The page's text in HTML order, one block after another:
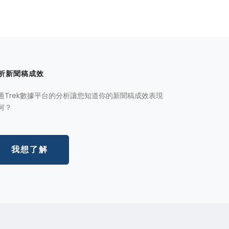
新聞稿成效
Trek數據平台的分析讓您知道你的新聞稿成效表現
？
我想了解